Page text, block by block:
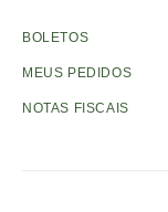
BOLETOS
MEUS PEDIDOS
NOTAS FISCAIS